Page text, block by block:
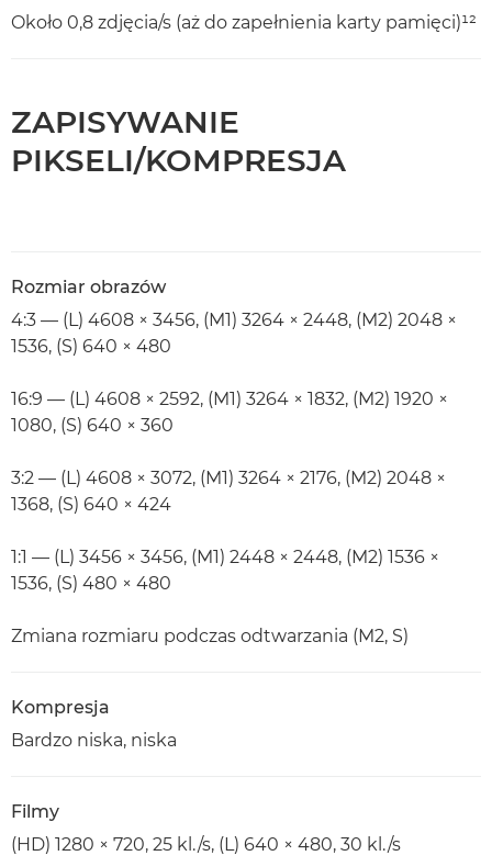
Około 0,8 zdjęcia/s (aż do zapełnienia karty pamięci)¹²
ZAPISYWANIE
PIKSELI/KOMPRESJA
Rozmiar obrazów
4:3 — (L) 4608 × 3456, (M1) 3264 × 2448, (M2) 2048 ×
1536, (S) 640 × 480
16:9 — (L) 4608 × 2592, (M1) 3264 × 1832, (M2) 1920 ×
1080, (S) 640 × 360
3:2 — (L) 4608 × 3072, (M1) 3264 × 2176, (M2) 2048 ×
1368, (S) 640 × 424
1:1 — (L) 3456 × 3456, (M1) 2448 × 2448, (M2) 1536 ×
1536, (S) 480 × 480
Zmiana rozmiaru podczas odtwarzania (M2, S)
Kompresja
Bardzo niska, niska
Filmy
(HD) 1280 × 720, 25 kl./s, (L) 640 × 480, 30 kl./s